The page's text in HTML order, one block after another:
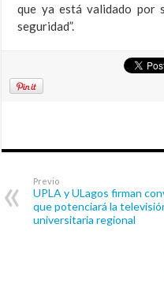
que ya está validado por
seguridad”.
Previo
UPLA y ULagos firman
que potenciará la
universitaria regional